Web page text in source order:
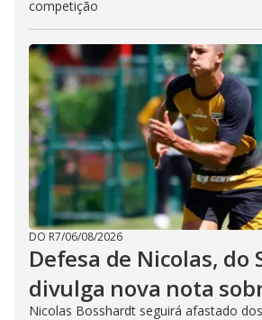
competição
DO R7/06/08/2026
Defesa de Nicolas, do
divulga nova nota
Nicolas Bosshardt seguirá afastado